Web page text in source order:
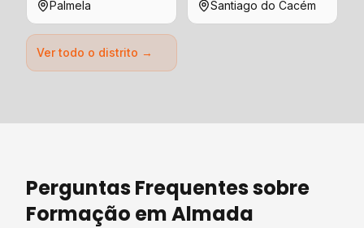
Palmela Santiago do Cacém
Ver todo o distrito →
Perguntas Frequentes sobre
Formação emAlmada